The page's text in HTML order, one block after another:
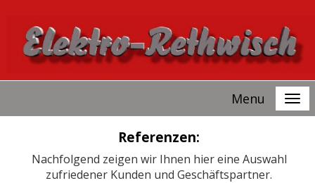
Menu
Referenzen:
Nachfolgend zeigen wir Ihnen hier eine Auswahl
zufriedener Kunden und Geschäftspartner.